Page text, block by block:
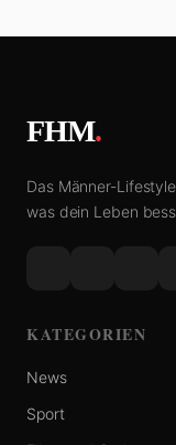
FHM.
Das Männer-
was dein Leben
KATEGORIEN
News
Sport